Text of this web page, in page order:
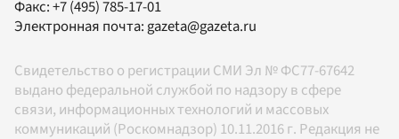
Факс:+7 (495) 785-17-01
Электронная почта: gazeta@gazeta.ru
Свидетельство о регистрации СМИ Эл № ФС77-67642
выдано федеральной службой по надзору в сфере
связи, информационных технологий и массовых
коммуникаций (Роскомнадзор) 10.11.2016 г. Редакция не